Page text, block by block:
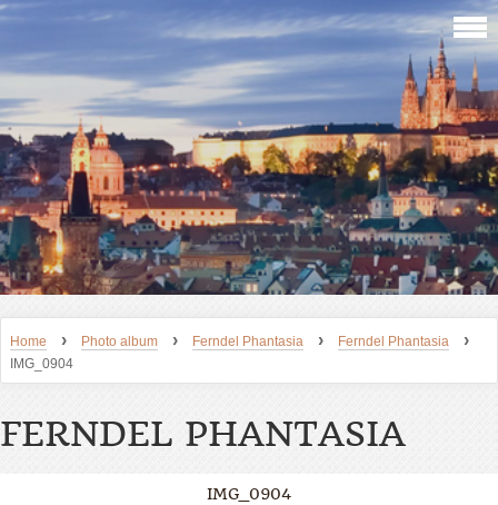
Home › Photo album › Ferndel Phantasia › Ferndel Phantasia ›
IMG_0904
FERNDEL PHANTASIA
IMG_0904